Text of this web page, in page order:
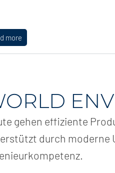
more
gehen effiziente
durch